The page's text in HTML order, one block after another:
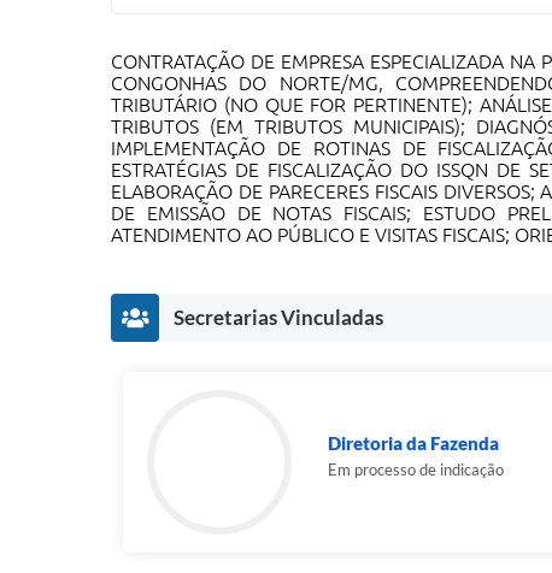
CONTRATAÇÃO DE EMPRESA ESPECIALIZADA NA
CONGONHAS DO NORTE/MG,
TRIBUTÁRIO (NO QUE FOR PERTINENTE);
TRIBUTOS (EM TRIBUTOS MUNICIPAIS);
IMPLEMENTAÇÃO DE ROTINAS DE
ESTRATÉGIAS DE FISCALIZAÇÃO DO ISSQN DE
ELABORAÇÃO DE PARECERES FISCAIS
DE EMISSÃO DE NOTAS FISCAIS; ESTUDO
ATENDIMENTO AO PÚBLICO E VISITAS FISCAIS;
Secretarias Vinculadas
Diretoria da Fazenda
Em processo de indicação